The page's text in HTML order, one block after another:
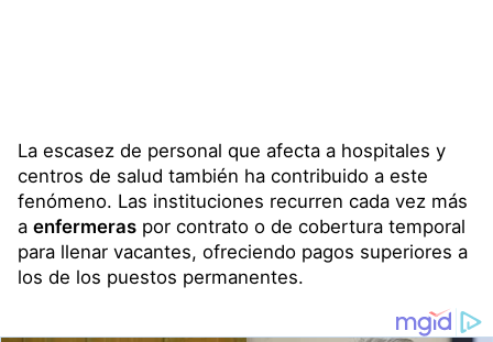
La escasez de personal que afecta a hospitales y
centros de salud también ha contribuido a este
fenómeno. Las instituciones recurren cada vez más
a enfermeras por contrato o de cobertura temporal
para llenar vacantes, ofreciendo pagos superiores a
los de los puestos permanentes.